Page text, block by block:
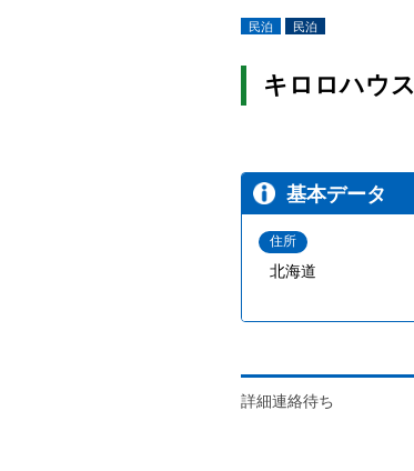
民泊 民泊
キロロハウス
基本データ
住所
北海道
詳細連絡待ち